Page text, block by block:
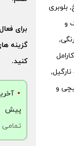
بلوبری
و
نیکوتین 20, تنباکو کارامل
و نارگیل,
لیمو, لیچی و
برای
گزینه
کنید.
پیش
تمامی